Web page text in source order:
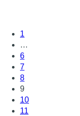
1
…
6
7
8
9
10
11